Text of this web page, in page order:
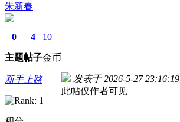
朱新春
0
主题
4
帖子
10
金币
新手上路 发表于 2026-5-27 23:16:19
此帖仅作者可见